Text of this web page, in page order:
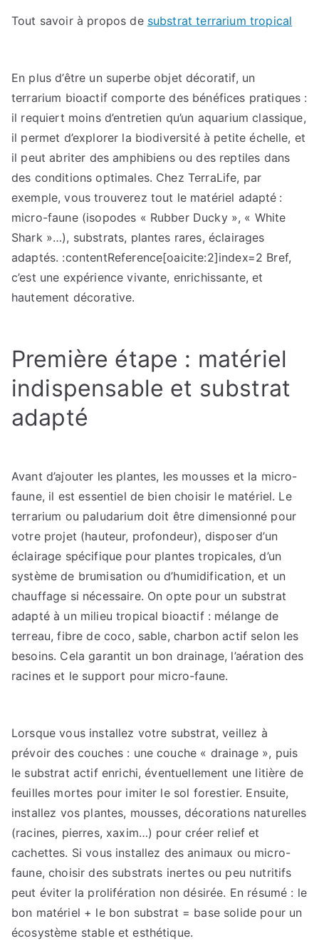
Tout savoir à propos de substrat terrarium tropical
En plus d’être un superbe objet décoratif, un
terrarium bioactif comporte des bénéfices pratiques :
il requiert moins d’entretien qu’un aquarium classique,
il permet d’explorer la biodiversité à petite échelle, et
il peut abriter des amphibiens ou des reptiles dans
des conditions optimales. Chez TerraLife, par
exemple, vous trouverez tout le matériel adapté :
micro-faune (isopodes « Rubber Ducky », « White
Shark »…), substrats, plantes rares, éclairages
adaptés. :contentReference[oaicite:2]index=2 Bref,
c’est une expérience vivante, enrichissante, et
hautement décorative.
Première étape : matériel
indispensable et substrat
adapté
Avant d’ajouter les plantes, les mousses et la micro-
faune, il est essentiel de bien choisir le matériel. Le
terrarium ou paludarium doit être dimensionné pour
votre projet (hauteur, profondeur), disposer d’un
éclairage spécifique pour plantes tropicales, d’un
système de brumisation ou d’humidification, et un
chauffage si nécessaire. On opte pour un substrat
adapté à un milieu tropical bioactif : mélange de
terreau, fibre de coco, sable, charbon actif selon les
besoins. Cela garantit un bon drainage, l’aération des
racines et le support pour micro-faune.
Lorsque vous installez votre substrat, veillez à
prévoir des couches : une couche « drainage », puis
le substrat actif enrichi, éventuellement une litière de
feuilles mortes pour imiter le sol forestier. Ensuite,
installez vos plantes, mousses, décorations naturelles
(racines, pierres, xaxim…) pour créer relief et
cachettes. Si vous installez des animaux ou micro-
faune, choisir des substrats inertes ou peu nutritifs
peut éviter la prolifération non désirée. En résumé : le
bon matériel + le bon substrat = base solide pour un
écosystème stable et esthétique.